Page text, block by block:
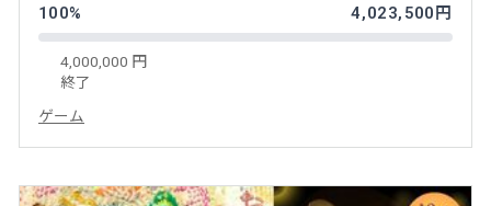
100% 4,023,500円
4,000,000 円
終了
ゲーム